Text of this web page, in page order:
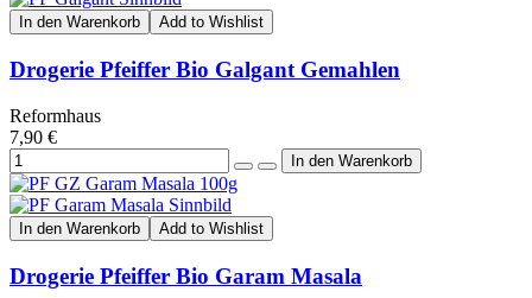
In den Warenkorb Add to Wishlist
Drogerie Pfeiffer Bio Galgant Gemahlen
Reformhaus
7,90 €
In den Warenkorb Add to Wishlist
Drogerie Pfeiffer Bio Garam Masala